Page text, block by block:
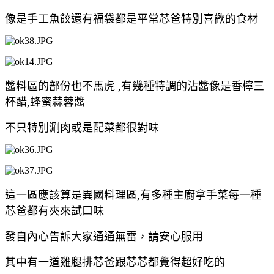
像是手工魚餃還有福袋都是平常芯爸特別喜歡的食材
醬料區的部份也不馬虎 ,有幾種特調的沾醬像是香檸三
杯醋,蜂蜜蒜蓉醬
不只特別涮肉或是配菜都很對味
這一區應該算是異國料理區,有多種主廚拿手菜每一種
芯爸都有夾來試口味
發自內心告訴大家通通無雷，請安心服用
其中有一道雞腿排芯爸跟芯芯都覺得超好吃的